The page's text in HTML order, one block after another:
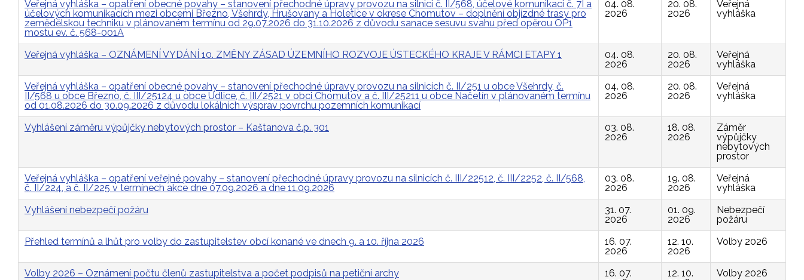
Veřejná vyhláška – opatření obecné povahy – stanovení přechodné úpravy provozu na silnici č. II/568, účelové komunikaci č. 7I a
účelových komunikacích mezi obcemi Březno, Všehrdy, Hrušovany a Holetice v okrese Chomutov – doplnění objízdné trasy pro
zemědělskou techniku v plánovaném termínu od 29.07.2026 do 31.10.2026 z důvodu sanace sesuvu svahu před opěrou OP1
mostu ev. č. 568-001A
04. 08.
2026
20. 08.
2026
Veřejná
vyhláška
Veřejná vyhláška – OZNÁMENÍ VYDÁNÍ 10. ZMĚNY ZÁSAD ÚZEMNÍHO ROZVOJE ÚSTECKÉHO KRAJE V RÁMCI ETAPY 1
04. 08.
2026
20. 08.
2026
Veřejná
vyhláška
Veřejná vyhláška – opatření obecné povahy – stanovení přechodné úpravy provozu na silnicích č. II/251 u obce Všehrdy, č.
II/568 u obce Březno, č. III/25124 u obce Údlice, č. III/2521 v obci Chomutov a č. III/25211 u obce Načetín v plánovaném termínu
od 01.08.2026 do 30.09.2026 z důvodu lokálních výsprav povrchu pozemních komunikací
04. 08.
2026
20. 08.
2026
Veřejná
vyhláška
Vyhlášení záměru výpůjčky nebytových prostor – Kaštanova č.p. 301
03. 08.
2026
18. 08.
2026
Záměr
výpůjčky
nebytových
prostor
Veřejná vyhláška – opatření veřejné povahy – stanovení přechodné úpravy provozu na silnicích č. III/22512, č. III/2252, č. II/568,
č. II/224, a č. II/225 v termínech akce dne 07.09.2026 a dne 11.09.2026
03. 08.
2026
19. 08.
2026
Veřejná
vyhláška
Vyhlášení nebezpečí požáru
31. 07.
2026
01. 09.
2026
Nebezpečí
požáru
Přehled termínů a lhůt pro volby do zastupitelstev obcí konané ve dnech 9. a 10. října 2026
16. 07.
2026
12. 10.
2026
Volby 2026
Volby 2026 – Oznámení počtu členů zastupitelstva a počet podpisů na petiční archy
16. 07.
12. 10.
Volby 2026